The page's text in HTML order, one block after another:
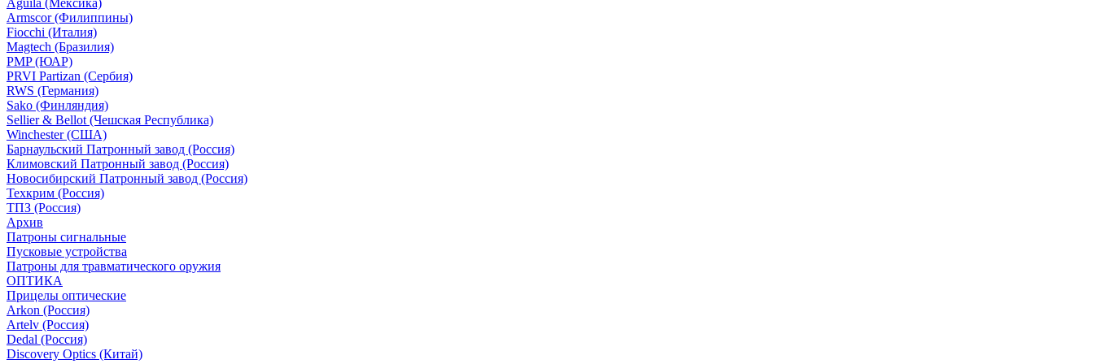
Aguila (Мексика)
Armscor (Филиппины)
Fiocchi (Италия)
Magtech (Бразилия)
PMP (ЮАР)
PRVI Partizan (Сербия)
RWS (Германия)
Sako (Финляндия)
Sellier & Bellot (Чешская Республика)
Winchester (США)
Барнаульский Патронный завод (Россия)
Климовский Патронный завод (Россия)
Новосибирский Патронный завод (Россия)
Техкрим (Россия)
ТПЗ (Россия)
Архив
Патроны сигнальные
Пусковые устройства
Патроны для травматического оружия
ОПТИКА
Прицелы оптические
Arkon (Россия)
Artelv (Россия)
Dedal (Россия)
Discovery Optics (Китай)